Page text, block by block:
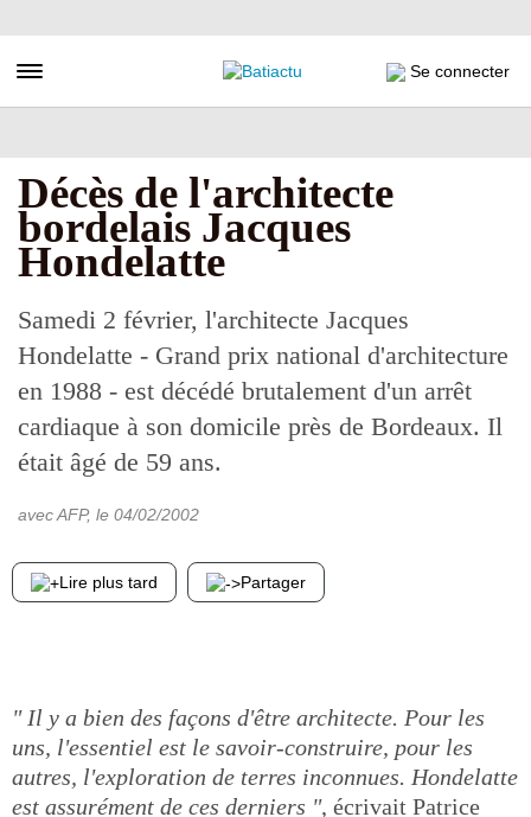
au
principal
Toggle navigation Se connecter
Décès de l'architecte
bordelais Jacques
Hondelatte
Samedi 2 février, l'architecte Jacques
Hondelatte - Grand prix national d'architecture
en 1988 - est décédé brutalement d'un arrêt
cardiaque à son domicile près de Bordeaux. Il
était âgé de 59 ans.
avec AFP, le 04/02/2002
Lire plus tard Partager
" Il y a bien des façons d'être architecte. Pour les
uns, l'essentiel est le savoir-construire, pour les
autres, l'exploration de terres inconnues. Hondelatte
est assurément de ces derniers ", écrivait Patrice